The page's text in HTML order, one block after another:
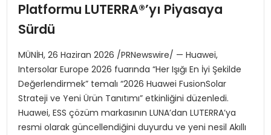
TOROSLAR’DA PAZAR GERGİNLİĞİ!
Platformu LUTERRA®’yı Piyasaya
Sürdü
MÜNİH, 26 Haziran 2026 /PRNewswire/ — Huawei,
Intersolar Europe 2026 fuarında “Her Işığı En İyi Şekilde
Değerlendirmek” temalı “2026 Huawei FusionSolar
Strateji ve Yeni Ürün Tanıtımı” etkinliğini düzenledi.
Huawei, ESS çözüm markasının LUNA’dan LUTERRA’ya
resmi olarak güncellendiğini duyurdu ve yeni nesil Akıllı